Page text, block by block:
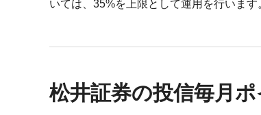
いては、35%を上限として運用を行います
松井証券の投信毎月